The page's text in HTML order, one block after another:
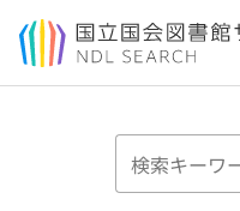
本文へ移動